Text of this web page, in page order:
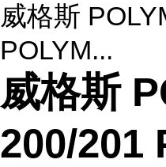
威格斯
POLYM...
威格斯
200/201